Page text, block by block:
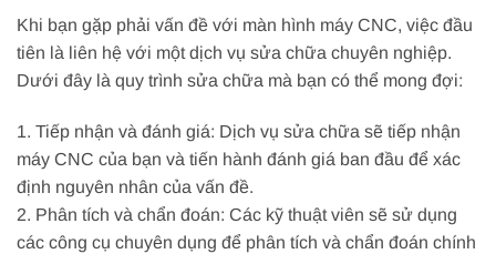
Khi bạn gặp phải vấn đề với màn hình máy CNC, việc đầu
tiên là liên hệ với một dịch vụ sửa chữa chuyên nghiệp.
Dưới đây là quy trình sửa chữa mà bạn có thể mong đợi:
1. Tiếp nhận và đánh giá: Dịch vụ sửa chữa sẽ tiếp nhận
máy CNC của bạn và tiến hành đánh giá ban đầu để xác
định nguyên nhân của vấn đề.
2. Phân tích và chẩn đoán: Các kỹ thuật viên sẽ sử dụng
các công cụ chuyên dụng để phân tích và chẩn đoán chính